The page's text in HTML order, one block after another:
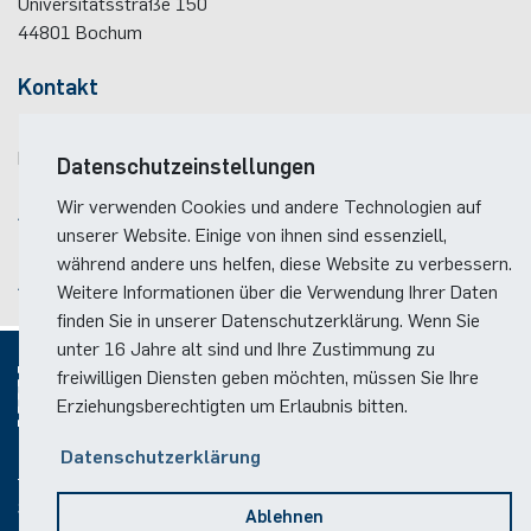
44801 Bochum
Kontakt
E-Mail:
dekanat(at)ei.rub.de
Anreise
Lageplan der Fakultät
Anreise zum RUB-Campus
© 2026
Social Media
Datenschutzeinstellungen
Wir verwenden Cookies und andere Technologien auf
unserer Website. Einige von ihnen sind essenziell,
während andere uns helfen, diese Website zu verbessern.
Weitere Informationen über die Verwendung Ihrer Daten
finden Sie in unserer Datenschutzerklärung. Wenn Sie
unter 16 Jahre alt sind und Ihre Zustimmung zu
freiwilligen Diensten geben möchten, müssen Sie Ihre
Erziehungsberechtigten um Erlaubnis bitten.
Datenschutzerklärung
Ablehnen
Elektronische Schaltungstechnik
Energiesystemtechnik & Leistungs­mechatronik
PluTO+
6GEM
Terahertz-NRW
Integrierte Hochfrequenzsensoren
Integrierte Systeme
Kognitive Sensorik
Lernende technische Systeme
Medizintechnik
Plasmatechnik
Auslandsaufenthalte
Rumänien
Slowakei
Spanien
Tschechien
Türkei
Studienfachberatung
Prüfungsamt ETIT